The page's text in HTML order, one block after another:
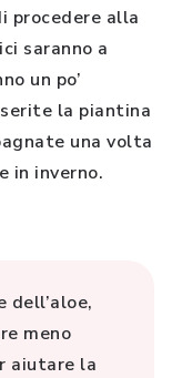
procedere alla
saranno a
un po’
la piantina
una volta
in inverno.
meno
aiutare la